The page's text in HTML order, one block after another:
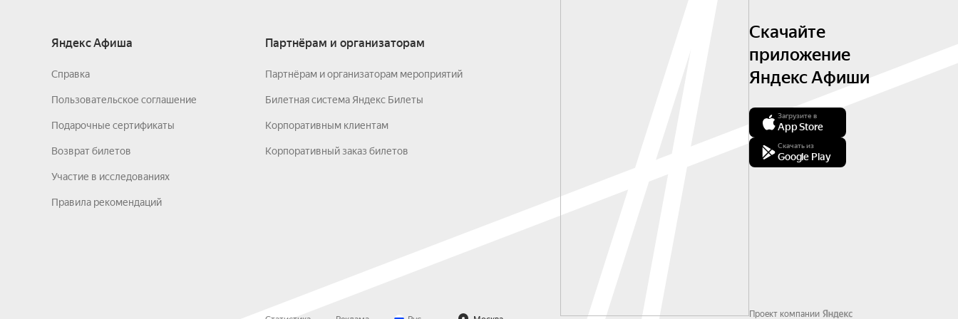
Яндекс Афиша
Справка
Пользовательское соглашение
Подарочные сертификаты
Возврат билетов
Участие в исследованиях
Правила рекомендаций
Партнёрам и организаторам
Партнёрам и организаторам мероприятий
Билетная система Яндекс Билеты
Корпоративным клиентам
Корпоративный заказ билетов
Скачайте
приложение
Яндекс Афиши
Загрузите в
App Store
Скачать из
Google Play
Проект компании